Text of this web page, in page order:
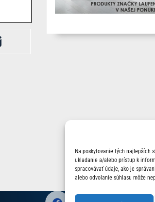
Na poskytovanie tých najlepších
ukladanie a/alebo prístup k
spracovávať údaje, ako je
alebo odvolanie súhlasu môže